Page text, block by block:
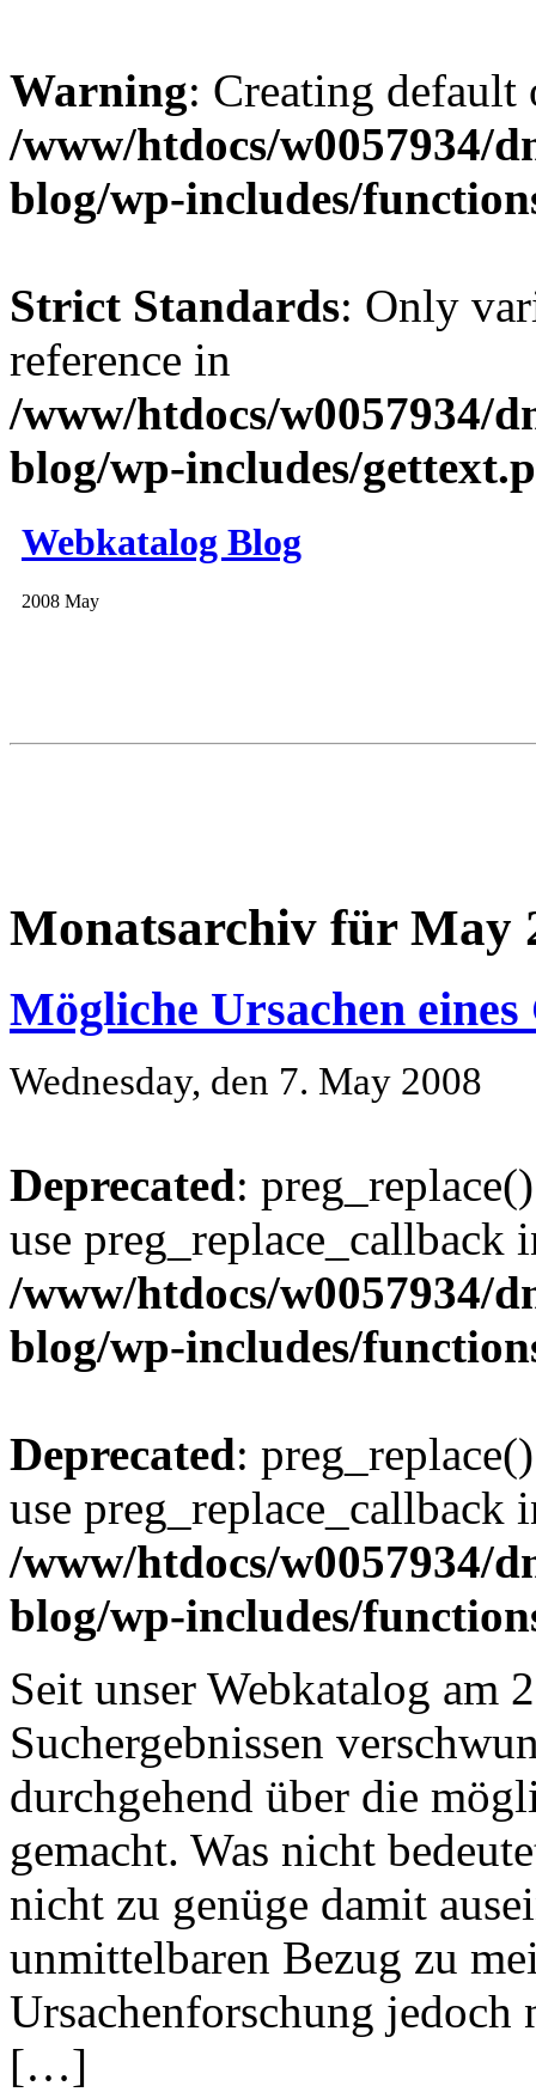
Warning: Creating
/www/htdocs/w0057934/
blog/wp-includes/
Strict Standards: Only
reference in
/www/htdocs/w0057934/
blog/wp-includes/
Webkatalog Blog
2008 May
Monatsarchiv für May
Mögliche Ursachen eines
Wednesday, den 7. May 2008
Deprecated:
use preg_replace_callback
/www/htdocs/w0057934/
blog/wp-includes/
Deprecated:
use preg_replace_callback
/www/htdocs/w0057934/
blog/wp-includes/
Seit unser Webkatalog am
Suchergebnissen
durchgehend über die
gemacht. Was nicht
nicht zu genüge damit
unmittelbaren Bezug zu
Ursachenforschung
[…]